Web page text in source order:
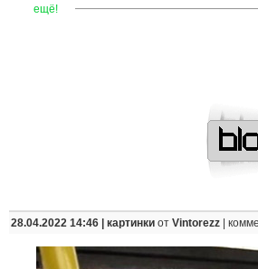
ещё! ————————————
28.04.2022 14:46 | картинки от Vintorezz